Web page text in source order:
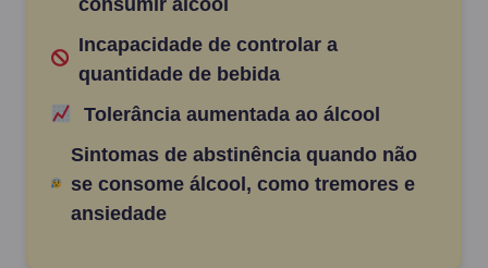
Incapacidade de controlar a
quantidade de bebida
Tolerância aumentada ao álcool
Sintomas de abstinência quando não
se consome álcool, como tremores e
ansiedade